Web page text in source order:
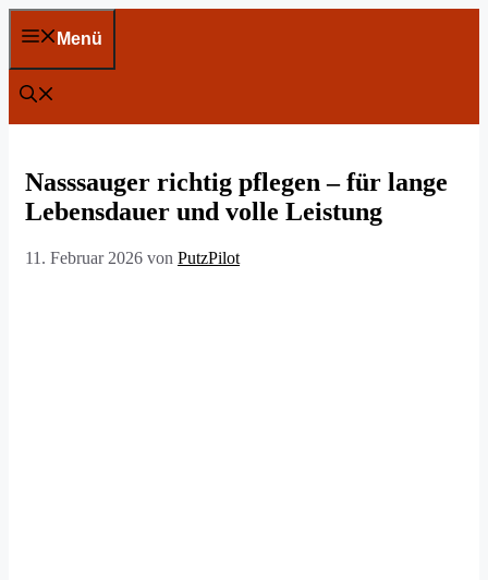
Zum
Inhalt
Menü
Nasssauger richtig pflegen – für lange
Lebensdauer und volle Leistung
11. Februar 2026 von PutzPilot